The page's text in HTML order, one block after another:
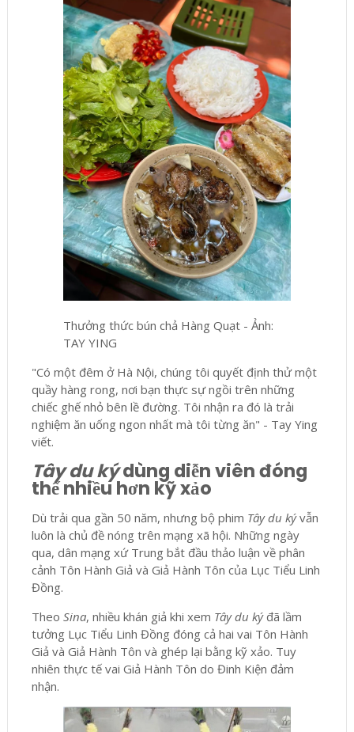
Thưởng thức bún chả Hàng Quạt - Ảnh:
TAY YING
"Có một đêm ở Hà Nội, chúng tôi quyết định thử một
quầy hàng rong, nơi bạn thực sự ngồi trên những
chiếc ghế nhỏ bên lề đường. Tôi nhận ra đó là trải
nghiệm ăn uống ngon nhất mà tôi từng ăn" - Tay Ying
viết.
Tây du kýdùng diễn viên đóng
thế nhiều hơn kỹ xảo
Dù trải qua gần 50 năm, nhưng bộ phim Tây du kývẫn
luôn là chủ đề nóng trên mạng xã hội. Những ngày
qua, dân mạng xứ Trung bắt đầu thảo luận về phân
cảnh Tôn Hành Giả và Giả Hành Tôn của Lục Tiểu Linh
Đồng.
Theo Sina, nhiều khán giả khi xem Tây du kýđã lầm
tưởng Lục Tiểu Linh Đồng đóng cả hai vai Tôn Hành
Giả và Giả Hành Tôn và ghép lại bằng kỹ xảo. Tuy
nhiên thực tế vai Giả Hành Tôn do Đinh Kiện đảm
nhận.